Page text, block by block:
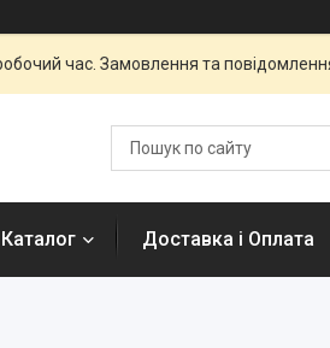
час. Замовлення та
Каталог Доставка і Оплата